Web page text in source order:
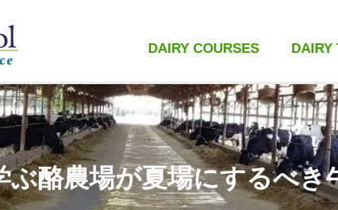
DAIRY COURSES DAIRY
ぶ酪農場が夏場にするべき